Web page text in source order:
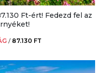
Ft-ért! Fedezd fel az
/ 87.130 FT